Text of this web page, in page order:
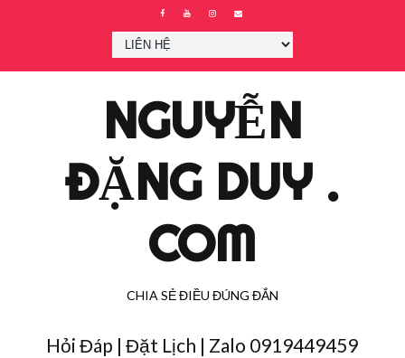
NGUYỄN
ĐẶNG DUY .
COM
CHIA SẺ ĐIỀU ĐÚNG ĐẮN
Hỏi Đáp | Đặt Lịch | Zalo 0919449459